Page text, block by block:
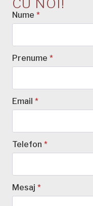
Nume *
Prenume *
Email *
Telefon *
Mesaj *